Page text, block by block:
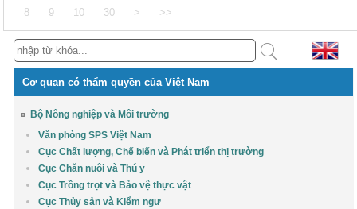
8 9 10 30 > >>
Cơ quan có thẩm quyền của Việt Nam
Bộ Nông nghiệp và Môi trường
Văn phòng SPS Việt Nam
Cục Chất lượng, Chế biến và Phát triển thị trường
Cục Chăn nuôi và Thú y
Cục Trồng trọt và Bảo vệ thực vật
Cục Thủy sản và Kiểm ngư